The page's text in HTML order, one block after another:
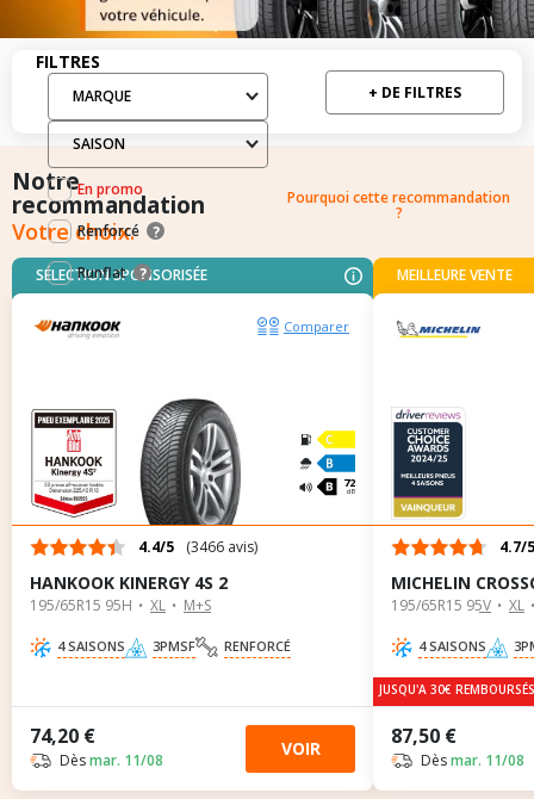
FiltresFILTRES
MARQUE
SAISON
Filtres mis en avant: Renforcé / Runflat
En promo
Renforcé
?
Runflat
?
+ DE FILTRES
Notre
recommandation
Votre choix.
Pourquoi cette recommandation
?
SÉLECTION SPONSORISÉE
Comparer
72
dB
4.4/5 (3466 avis)
HANKOOK KINERGY 4S 2
195/65R15 95H XL M+S
4 SAISONS 3PMSF RENFORCÉ
74,20 €
Dèsmar. 11/08 VOIR
MEILLEURE VENTE
4.7/5
MICHELIN
195/65R15 95V XL
4 SAISONS
87,50 €
Dèsmar. 11/08
JUSQU'A 30€
C
B